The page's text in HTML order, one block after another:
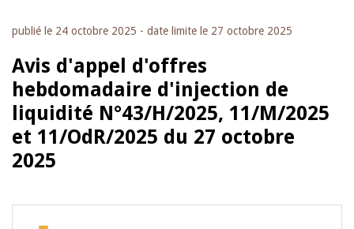
publié le 24 octobre 2025 - date limite le 27 octobre 2025
Avis d'appel d'offres
hebdomadaire d'injection de
liquidité N°43/H/2025, 11/M/2025
et 11/OdR/2025 du 27 octobre
2025